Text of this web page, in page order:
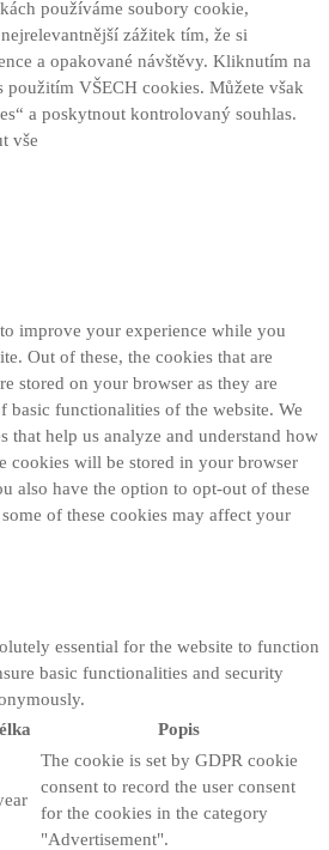
používáme soubory cookie,
zážitek tím, že si
a opakované návštěvy. Kliknutím na
použitím VŠECH cookies. Můžete však
a poskytnout kontrolovaný souhlas.
vše
improve your experience while you
Out of these, the cookies that are
stored on your browser as they are
basic functionalities of the website. We
that help us analyze and understand how
cookies will be stored in your browser
also have the option to opt-out of these
of these cookies may affect your
essential for the website to function
basic functionalities and security
Popis
The cookie is set by GDPR cookie
consent to record the user consent
for the cookies in the category
"Advertisement".